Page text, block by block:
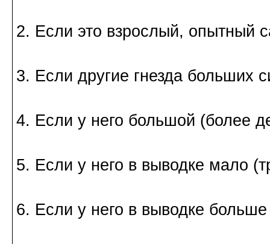
2. Если это взрослый, опытный
3. Если другие гнезда больших
4. Если у него большой (более
5. Если у него в выводке мало
6. Если у него в выводке